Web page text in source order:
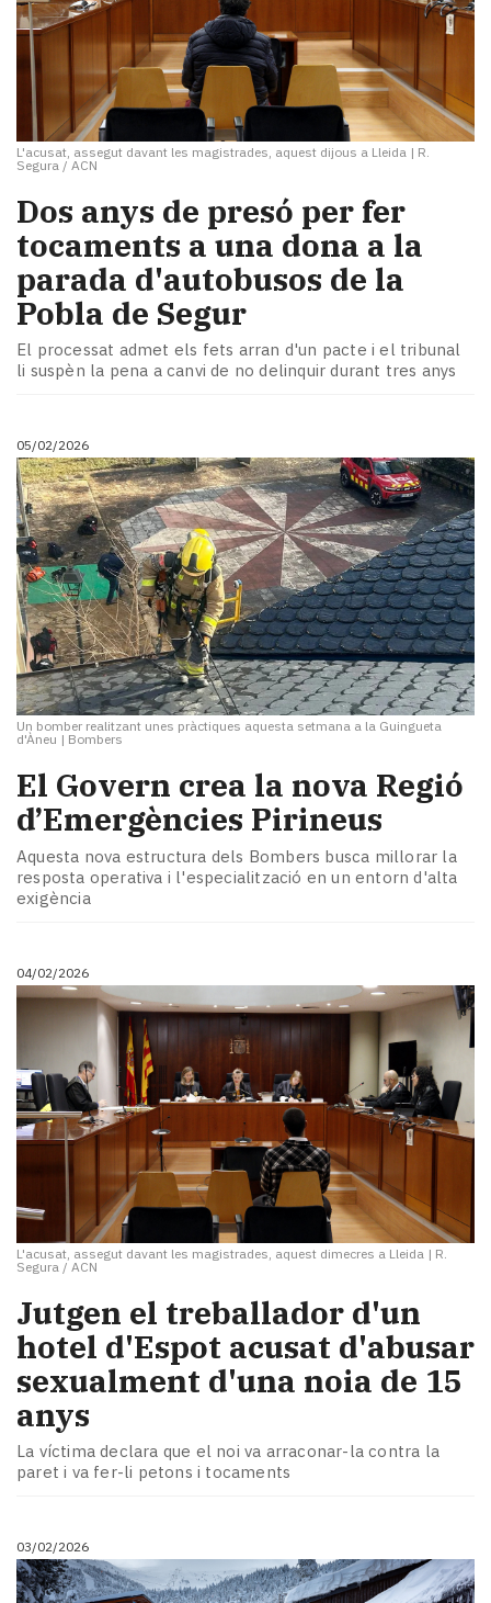
L'acusat, assegut davant les magistrades, aquest dijous a Lleida | R.
Segura / ACN
Dos anys de presó per fer
tocaments a una dona a la
parada d'autobusos de la
Pobla de Segur
El processat admet els fets arran d'un pacte i el tribunal
li suspèn la pena a canvi de no delinquir durant tres anys
05/02/2026
Un bomber realitzant unes pràctiques aquesta setmana a la Guingueta
d'Àneu | Bombers
​El Govern crea la nova Regió
d’Emergències Pirineus
Aquesta nova estructura dels Bombers busca millorar la
resposta operativa i l'especialització en un entorn d'alta
exigència
04/02/2026
L'acusat, assegut davant les magistrades, aquest dimecres a Lleida | R.
Segura / ACN
Jutgen el treballador d'un
hotel d'Espot acusat d'abusar
sexualment d'una noia de 15
anys
La víctima declara que el noi va arraconar-la contra la
paret i va fer-li petons i tocaments
03/02/2026